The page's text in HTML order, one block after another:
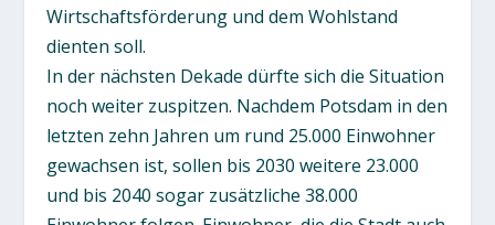
Wirtschaftsförderung und dem Wohlstand
dienten soll.
In der nächsten Dekade dürfte sich die Situation
noch weiter zuspitzen. Nachdem Potsdam in den
letzten zehn Jahren um rund 25.000 Einwohner
gewachsen ist, sollen bis 2030 weitere 23.000
und bis 2040 sogar zusätzliche 38.000